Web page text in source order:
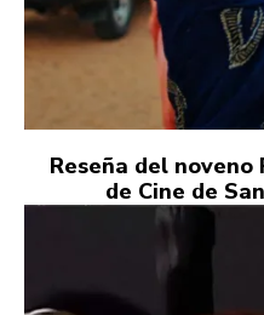
Reseña del
de Cine de